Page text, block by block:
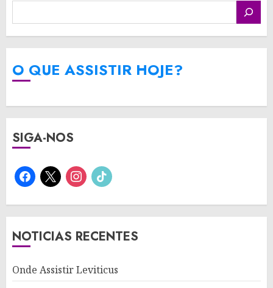
O QUE ASSISTIR HOJE?
SIGA-NOS
facebook
x instagram
tiktok
NOTICIAS RECENTES
Onde Assistir Leviticus